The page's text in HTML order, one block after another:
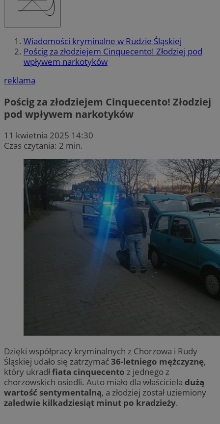
Wiadomości kryminalne w Rudzie Śląskiej
Pościg za złodziejem Cinquecento! Złodziej pod
wpływem narkotyków
reklama
Pościg za złodziejem Cinquecento! Złodziej
pod wpływem narkotyków
11 kwietnia 2025 14:30
Czas czytania: 2 min.
Dzięki współpracy kryminalnych z Chorzowa i Rudy
Śląskiej udało się zatrzymać36-letniego mężczyznę,
który ukradłfiata cinquecento z jednego z
chorzowskich osiedli. Auto miało dla właściciela dużą
wartość sentymentalną, a złodziej został uziemiony
zaledwie kilkadziesiąt minut po kradzieży.